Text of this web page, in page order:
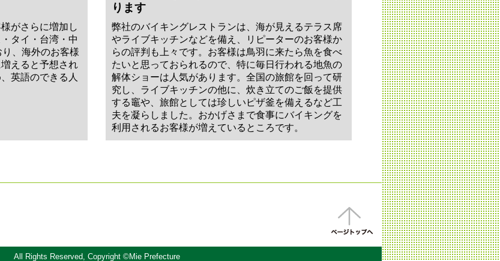
がさらに増加し
タイ・台湾・中
、海外のお客様
えると予想され
英語のできる人
ります
弊社のバイキングレストランは、海が見えるテラス席
やライブキッチンなどを備え、リピーターのお客様か
らの評判も上々です。お客様は鳥羽に来たら魚を食べ
たいと思っておられるので、特に毎日行われる地魚の
解体ショーは人気があります。全国の旅館を回って研
究し、ライブキッチンの他に、炊き立てのご飯を提供
する竈や、旅館としては珍しいピザ釜を備えるなど工
夫を凝らしました。おかげさまで食事にバイキングを
利用されるお客様が増えているところです。
All Rights Reserved, Copyright ©Mie Prefecture